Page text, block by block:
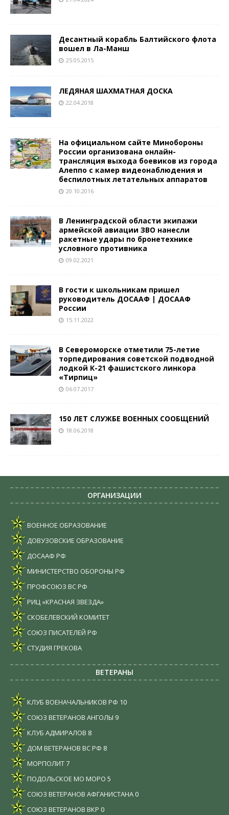
Десантный корабль Балтийского флота
вошел в Ла-Манш
25.05.2015
ЛЕДЯНАЯ ШАХМАТНАЯ ДОСКА
22.04.2018
На официальном сайте Минобороны
России организована онлайн-
трансляция выхода боевиков из города
Алеппо с камер видеонаблюдения и
беспилотных летательных аппаратов
20.10.2016
В Ленинградской области экипажи
армейской авиации ЗВО нанесли
ракетные удары по бронетехнике
условного противника
09.02.2021
В гости к школьникам пришел
руководитель ДОСААФ | ДОСААФ
России
15.11.2022
В Североморске отметили 75-летие
торпедирования советской подводной
лодкой К-21 фашистского линкора
«Тирпиц»
06.07.2017
150 ЛЕТ СЛУЖБЕ ВОЕННЫХ СООБЩЕНИЙ
18.06.2018
ОРГАНИЗАЦИИ
ВОЕННОЕ ОБРАЗОВАНИЕ
ДОВУЗОВСКИЕ ОБРАЗОВАНИЕ
ДОСААФ РФ
МИНИСТЕРСТВО ОБОРОНЫ РФ
ПРОФСОЮЗ ВС РФ
РИЦ «КРАСНАЯ ЗВЕЗДА»
СКОБЕЛЕВСКИЙ КОМИТЕТ
СОЮЗ ПИСАТЕЛЕЙ РФ
СТУДИЯ ГРЕКОВА
ВЕТЕРАНЫ
КЛУБ ВОЕНАЧАЛЬНИКОВ РФ 10
СОЮЗ ВЕТЕРАНОВ АНГОЛЫ 9
КЛУБ АДМИРАЛОВ 8
ДОМ ВЕТЕРАНОВ ВС РФ 8
МОРПОЛИТ7
ПОДОЛЬСКОЕ МО МОРО 5
СОЮЗ ВЕТЕРАНОВ АФГАНИСТАНА 0
СОЮЗ ВЕТЕРАНОВ ВКР 0